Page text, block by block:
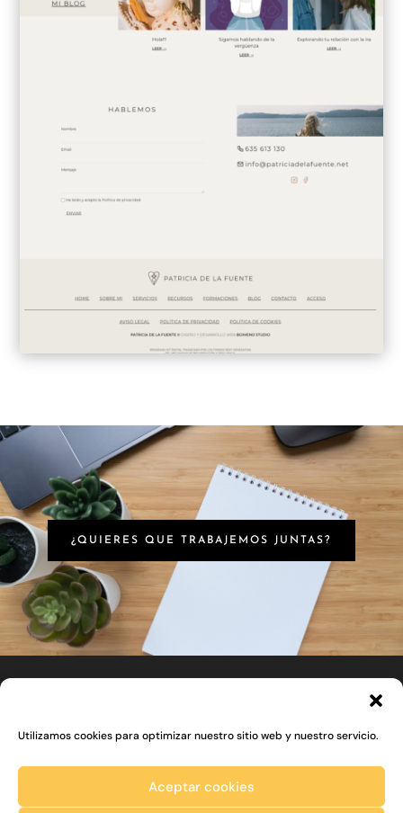
Utilizamos cookies para optimizar nuestro sitio web y nuestro servicio.
Aceptar cookies
¿QUIERES QUE TRABAJEMOS JUNTAS?
Belén Gimeno Studio © 2018-2026